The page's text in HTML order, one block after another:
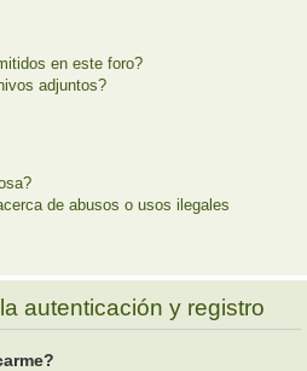
en este foro?
adjuntos?
de abusos o usos ilegales
autenticación y registro